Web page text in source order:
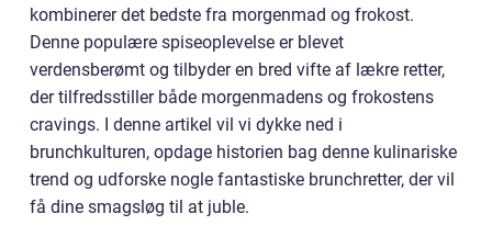
kombinerer det bedste fra morgenmad og frokost.
Denne populære spiseoplevelse er blevet
verdensberømt og tilbyder en bred vifte af lækre retter,
der tilfredsstiller både morgenmadens og frokostens
cravings. I denne artikel vil vi dykke ned i
brunchkulturen, opdage historien bag denne kulinariske
trend og udforske nogle fantastiske brunchretter, der vil
få dine smagsløg til at juble.